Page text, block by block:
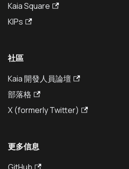
Kaia Square
KIPs
社區
Kaia 開發人員論壇
部落格
X (formerly Twitter)
更多信息